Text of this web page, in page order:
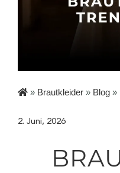
» Brautkleider » Blog »
2. Juni, 2026